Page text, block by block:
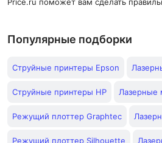
Популярные подборки
Струйные принтеры Epson
Струйные принтеры HP Лазерные
Режущий плоттер Graphtec
Режущий плоттер Silhouette